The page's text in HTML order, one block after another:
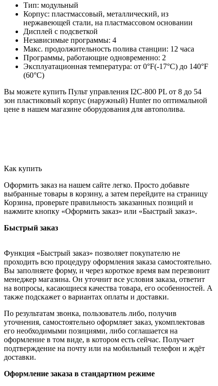
Тип: модульный
Корпус: пластмассовый, металлический, из
нержавеющей стали, на пластмассовом основании
Дисплей с подсветкой
Независимые программы: 4
Макс. продолжительность полива станции: 12 часа
Программы, работающие одновременно: 2
Эксплуатационная температура: от 0°F(-17°C) до 140°F
(60°C)
Вы можете купить Пульт управления I2C-800 PL от 8 до 54
зон пластиковый корпус (наружный) Hunter по оптимальной
цене в нашем магазине оборудования для автополива.
Как купить
Оформить заказ на нашем сайте легко. Просто добавьте
выбранные товары в корзину, а затем перейдите на страницу
Корзина, проверьте правильность заказанных позиций и
нажмите кнопку «Оформить заказ» или «Быстрый заказ».
Быстрый заказ
Функция «Быстрый заказ» позволяет покупателю не
проходить всю процедуру оформления заказа самостоятельно.
Вы заполняете форму, и через короткое время вам перезвонит
менеджер магазина. Он уточнит все условия заказа, ответит
на вопросы, касающиеся качества товара, его особенностей. А
также подскажет о вариантах оплаты и доставки.
По результатам звонка, пользователь либо, получив
уточнения, самостоятельно оформляет заказ, укомплектовав
его необходимыми позициями, либо соглашается на
оформление в том виде, в котором есть сейчас. Получает
подтверждение на почту или на мобильный телефон и ждёт
доставки.
Оформление заказа в стандартном режиме